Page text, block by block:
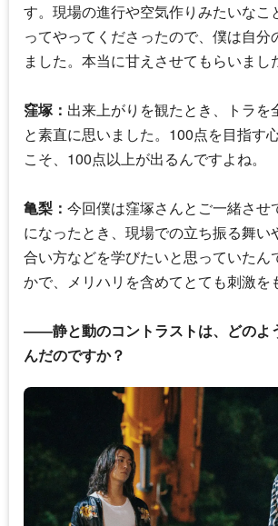
す。現場の進行や空気作りみたいなこ
ってやってくださったので、僕は自分
ました。本当に甘えさせてもらいまし
窪塚： 出来上がりを観たとき、トラを
と素直に思いました。100点を目指す
こそ、100点以上が出るんですよね。
亀梨： 今回僕は窪塚さんとご一緒させ
になったとき、現場での立ち振る舞い
合い方などを学びたいと思っていたん
かで、メリハリを含めてとても刺激を
――静と動のコントラストは、どのよ
んだのですか？